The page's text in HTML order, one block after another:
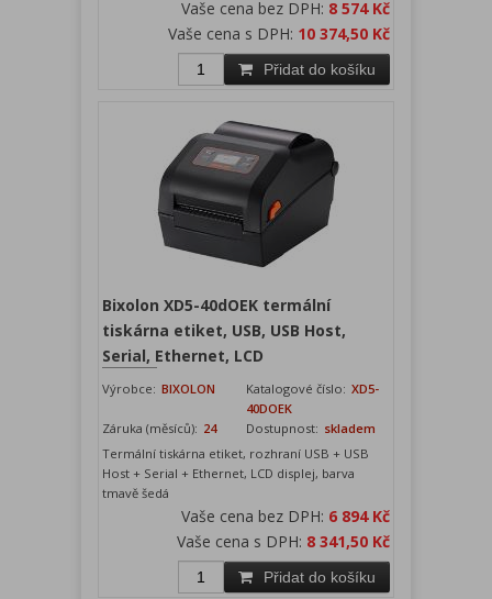
Vaše cena bez DPH: 8 574 Kč
Vaše cena s DPH: 10 374,50 Kč
Přidat do košíku
Bixolon XD5-40dOEK termální
tiskárna etiket, USB, USB Host,
Serial, Ethernet, LCD
Výrobce: BIXOLON Katalogové číslo: XD5-
40DOEK
Záruka (měsíců): 24 Dostupnost: skladem
Termální tiskárna etiket, rozhraní USB + USB
Host + Serial + Ethernet, LCD displej, barva
tmavě šedá
Vaše cena bez DPH: 6 894 Kč
Vaše cena s DPH: 8 341,50 Kč
Přidat do košíku